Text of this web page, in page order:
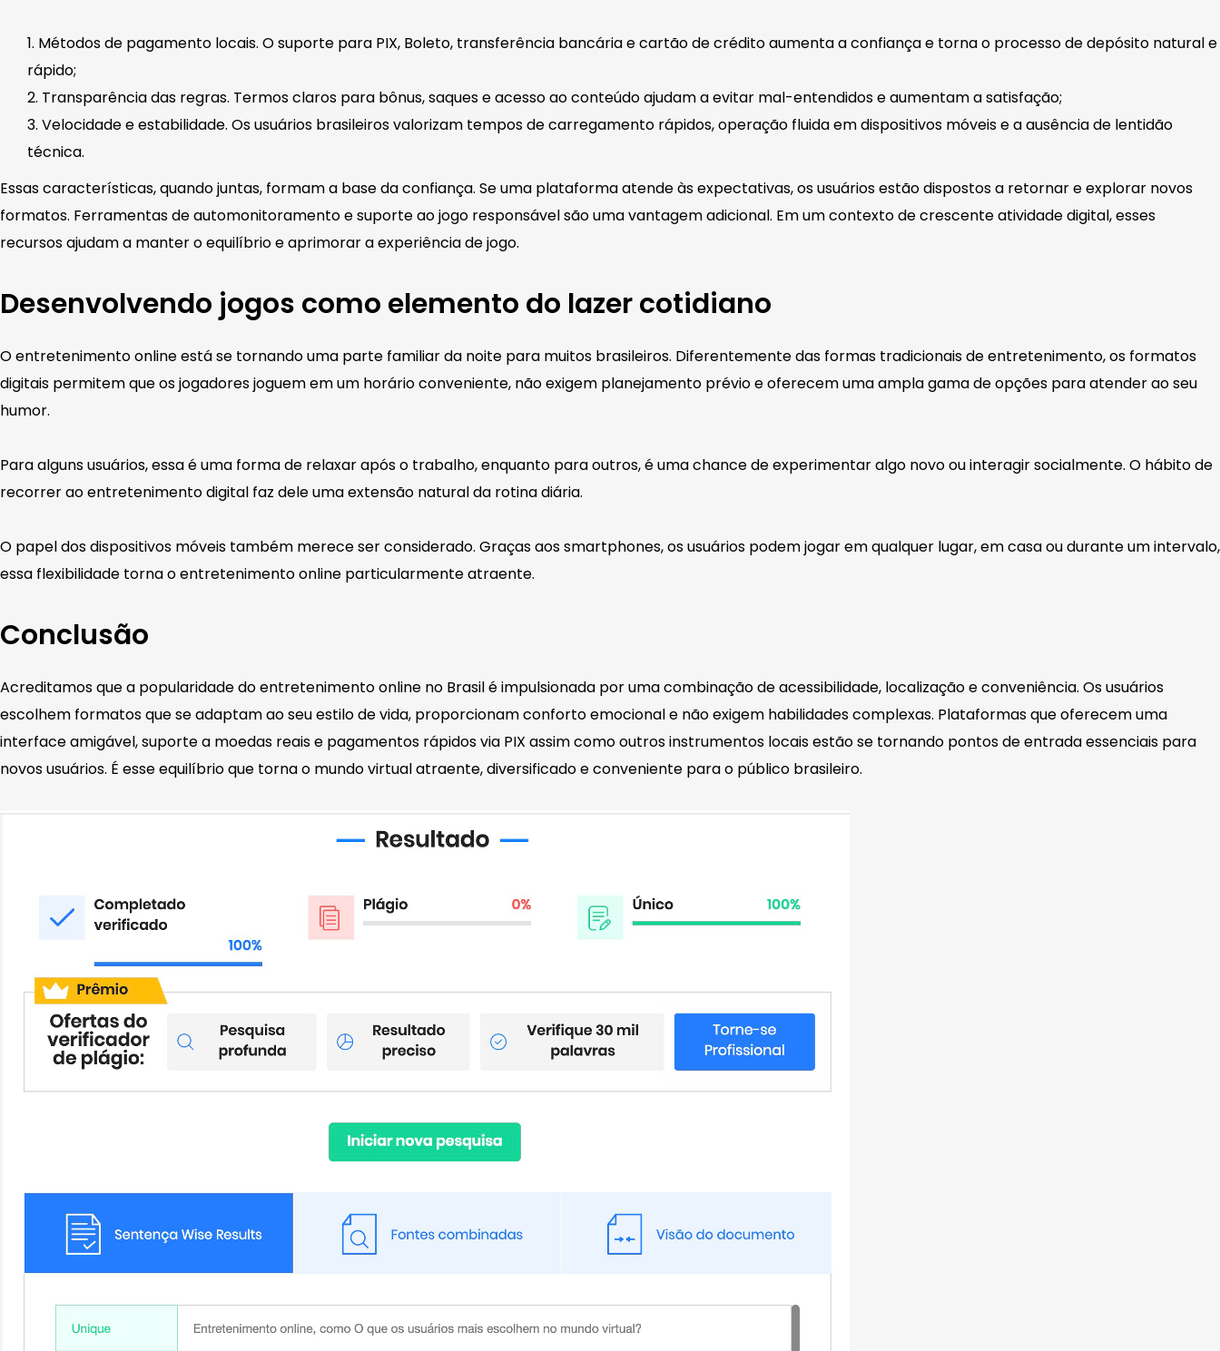
Métodos de pagamento locais. O suporte para PIX, Boleto, transferência bancária e cartão de crédito aumenta a confiança e torna o processo de depósito natural e
rápido;
Transparência das regras. Termos claros para bônus, saques e acesso ao conteúdo ajudam a evitar mal-entendidos e aumentam a satisfação;
Velocidade e estabilidade. Os usuários brasileiros valorizam tempos de carregamento rápidos, operação fluida em dispositivos móveis e a ausência de lentidão
técnica.
Essas características, quando juntas, formam a base da confiança. Se uma plataforma atende às expectativas, os usuários estão dispostos a retornar e explorar novos
formatos. Ferramentas de automonitoramento e suporte ao jogo responsável são uma vantagem adicional. Em um contexto de crescente atividade digital, esses
recursos ajudam a manter o equilíbrio e aprimorar a experiência de jogo.
Desenvolvendo jogos como elemento do lazer cotidiano
O entretenimento online está se tornando uma parte familiar da noite para muitos brasileiros. Diferentemente das formas tradicionais de entretenimento, os formatos
digitais permitem que os jogadores joguem em um horário conveniente, não exigem planejamento prévio e oferecem uma ampla gama de opções para atender ao seu
humor.
Para alguns usuários, essa é uma forma de relaxar após o trabalho, enquanto para outros, é uma chance de experimentar algo novo ou interagir socialmente. O hábito de
recorrer ao entretenimento digital faz dele uma extensão natural da rotina diária.
O papel dos dispositivos móveis também merece ser considerado. Graças aos smartphones, os usuários podem jogar em qualquer lugar, em casa ou durante um intervalo,
essa flexibilidade torna o entretenimento online particularmente atraente.
Conclusão
Acreditamos que a popularidade do entretenimento online no Brasil é impulsionada por uma combinação de acessibilidade, localização e conveniência. Os usuários
escolhem formatos que se adaptam ao seu estilo de vida, proporcionam conforto emocional e não exigem habilidades complexas. Plataformas que oferecem uma
interface amigável, suporte a moedas reais e pagamentos rápidos via PIX assim como outros instrumentos locais estão se tornando pontos de entrada essenciais para
novos usuários. É esse equilíbrio que torna o mundo virtual atraente, diversificado e conveniente para o público brasileiro.